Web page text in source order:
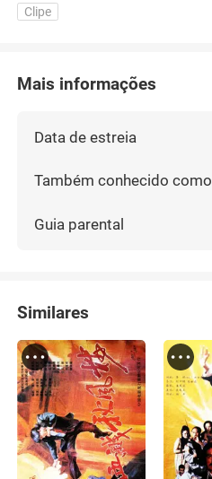
Clipe
Mais informações
Data de estreia
Também conhecido como
Guia parental
Similares